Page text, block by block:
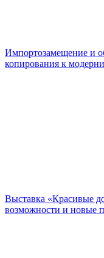
Импортозамещение и
копирования к
Выставка «Красивые
возможности и новые